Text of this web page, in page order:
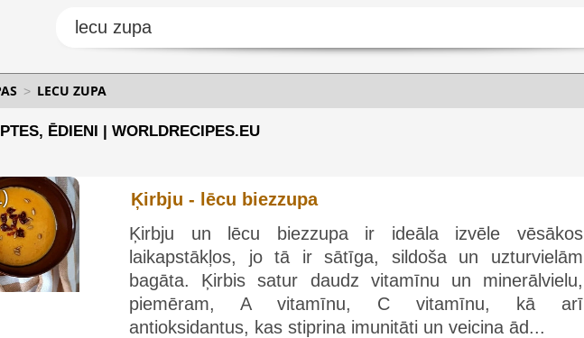
LECU ZUPA
ĒDIENI | WORLDRECIPES.EU
Ķirbju - lēcu biezzupa
Ķirbju un lēcu biezzupa ir ideāla izvēle vēsākos
laikapstākļos, jo tā ir sātīga, sildoša un uzturvielām
bagāta. Ķirbis satur daudz vitamīnu un minerālvielu,
piemēram, A vitamīnu, C vitamīnu, kā arī
antioksidantus, kas stiprina imunitāti un veicina ād...